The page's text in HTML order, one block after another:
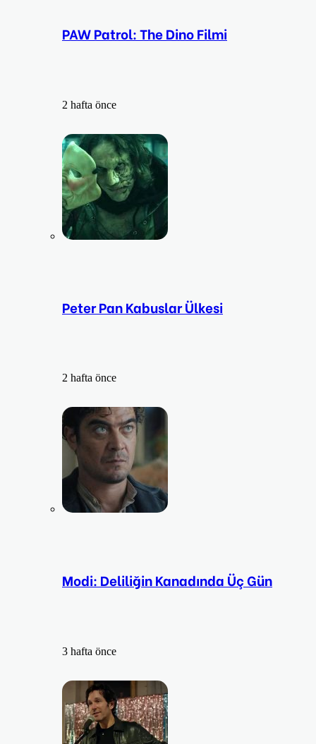
PAW Patrol: The Dino Filmi
2 hafta önce
Peter Pan Kabuslar Ülkesi
2 hafta önce
Modi: Deliliğin Kanadında Üç Gün
3 hafta önce